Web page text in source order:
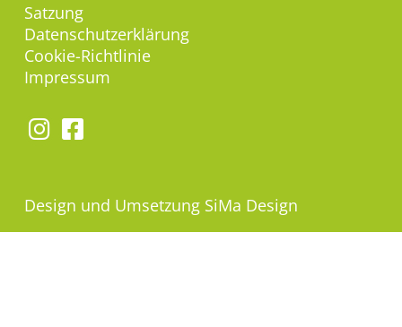
Satzung
Datenschutzerklärung
Cookie-Richtlinie
Impressum
Design und Umsetzung SiMa Design